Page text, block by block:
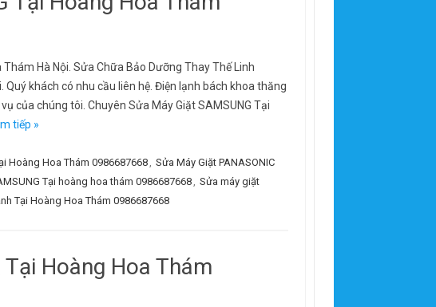
Hà Nội. Sửa Chữa Bảo Dưỡng Thay Thế Linh
Quý khách có nhu cầu liên hệ. Điện lạnh bách khoa thăng
của chúng tôi. Chuyên Sửa Máy Giặt SAMSUNG Tại
tiếp »
Hoàng Hoa Thám 0986687668, Sửa Máy Giặt PANASONIC
Tại hoàng hoa thám 0986687668, Sửa máy giặt
Tại Hoàng Hoa Thám 0986687668
Hoàng Hoa Thám